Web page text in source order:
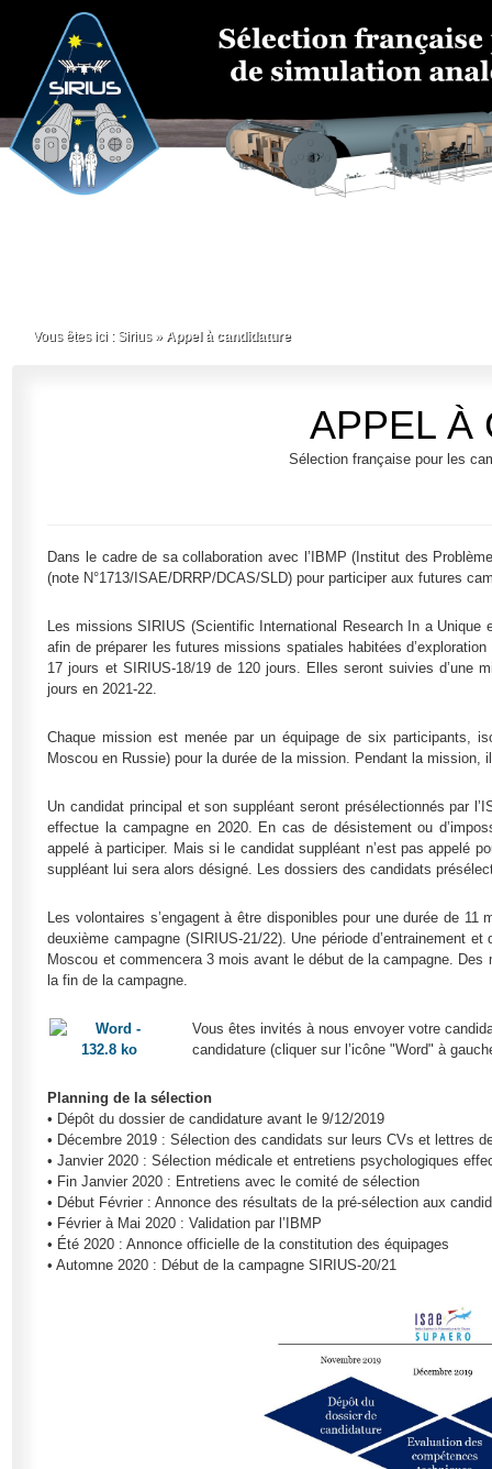
Vous êtes ici : Sirius» Appel à candidature
APPEL À
Sélection française pour les
Dans le cadre de sa collaboration avec l’IBMP (Institut des
(note N°1713/ISAE/DRRP/DCAS/SLD) pour participer aux futures
Les missions SIRIUS (Scientific International Research In a
afin de préparer les futures missions spatiales habitées
17 jours et SIRIUS-18/19 de 120 jours. Elles seront suivies d’une
jours en 2021-22.
Chaque mission est menée par un équipage de six participants,
Moscou en Russie) pour la durée de la mission. Pendant la mission,
Un candidat principal et son suppléant seront présélectionnés par
effectue la campagne en 2020. En cas de désistement ou
appelé à participer. Mais si le candidat suppléant n’est pas appelé
suppléant lui sera alors désigné. Les dossiers des candidats
Les volontaires s’engagent à être disponibles pour une durée de
deuxième campagne (SIRIUS-21/22). Une période d’entrainement
Moscou et commencera 3 mois avant le début de la campagne.
la fin de la campagne.
Vous êtes invités à nous envoyer votre
candidature (cliquer sur l’icône "Word" à
Planning de la sélection
• Dépôt du dossier de candidature avant le 9/12/2019
• Décembre 2019 : Sélection des candidats sur leurs CVs et lettres
• Janvier 2020 : Sélection médicale et entretiens psychologiques
• Fin Janvier 2020 : Entretiens avec le comité de sélection
• Début Février : Annonce des résultats de la pré-sélection aux
• Février à Mai 2020 : Validation par l’IBMP
• Été 2020 : Annonce officielle de la constitution des équipages
• Automne 2020 : Début de la campagne SIRIUS-20/21